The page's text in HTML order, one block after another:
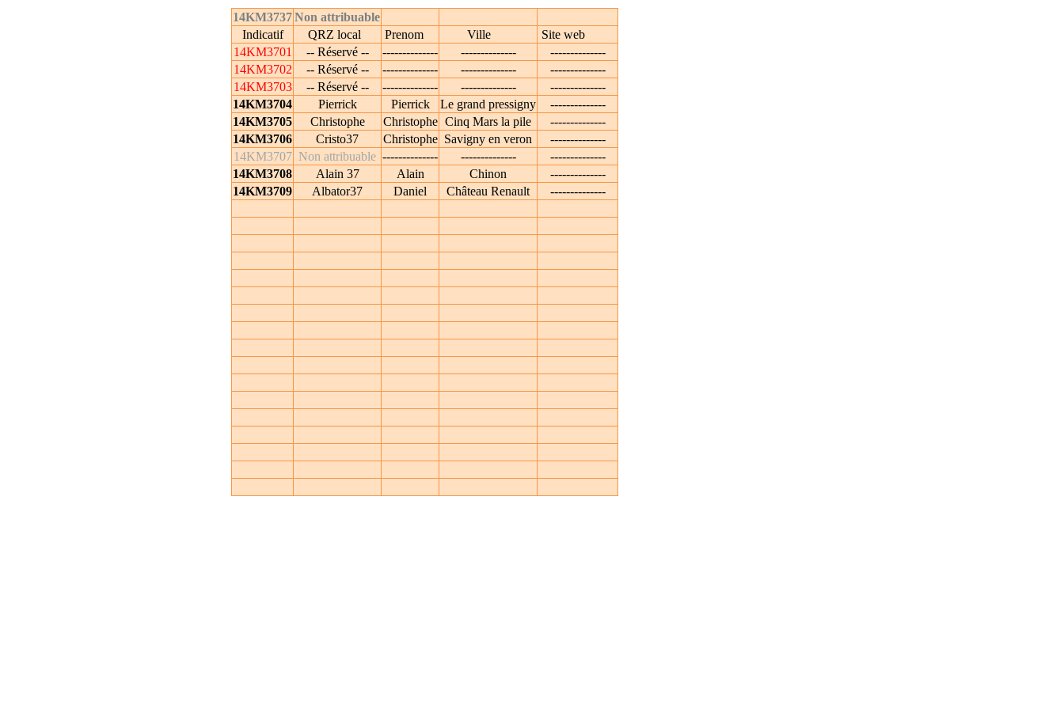
14KM3737Non attribuable
Indicatif
QRZ local Prenom Ville
Site web
14KM3701
-- Réservé -- -------------- --------------
--------------
14KM3702
-- Réservé -- -------------- --------------
--------------
14KM3703
-- Réservé -- -------------- --------------
--------------
14KM3704
Pierrick Pierrick Le grand pressigny
--------------
14KM3705
Christophe Christophe Cinq Mars la pile
--------------
14KM3706
Cristo37 Christophe Savigny en veron
--------------
14KM3707 Non attribuable -------------- --------------
--------------
14KM3708
Alain 37 Alain Chinon
--------------
14KM3709
Albator37 Daniel Château Renault --------------